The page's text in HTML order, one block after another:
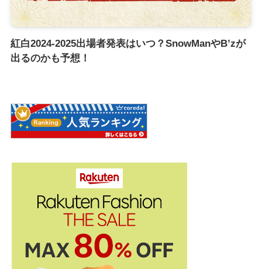
紅白2024-2025出場者発表はいつ？SnowManやB’zが
出るのかも予想！